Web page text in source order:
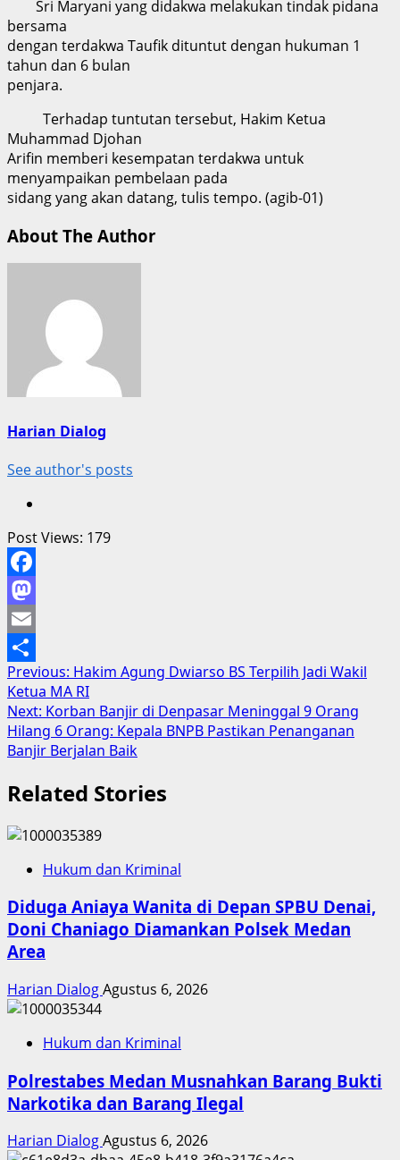
Sri Maryani yang didakwa melakukan tindak pidana
bersama
dengan terdakwa Taufik dituntut dengan hukuman 1
tahun dan 6 bulan
penjara.
Terhadap tuntutan tersebut, Hakim Ketua
Muhammad Djohan
Arifin memberi kesempatan terdakwa untuk
menyampaikan pembelaan pada
sidang yang akan datang, tulis tempo. (agib-01)
About The Author
Harian Dialog
See author's posts
Post Views: 179
Facebook
Mastodon
Email
Share
Post
navigation
Previous: Hakim Agung Dwiarso BS Terpilih Jadi Wakil
Ketua MA RI
Next: Korban Banjir di Denpasar Meninggal 9 Orang
Hilang 6 Orang: Kepala BNPB Pastikan Penanganan
Banjir Berjalan Baik
Related Stories
Hukum dan Kriminal
Diduga Aniaya Wanita di Depan SPBU Denai,
Doni Chaniago Diamankan Polsek Medan
Area
Harian DialogAgustus 6, 2026
Hukum dan Kriminal
Polrestabes Medan Musnahkan Barang Bukti
Narkotika dan Barang Ilegal
Harian DialogAgustus 6, 2026